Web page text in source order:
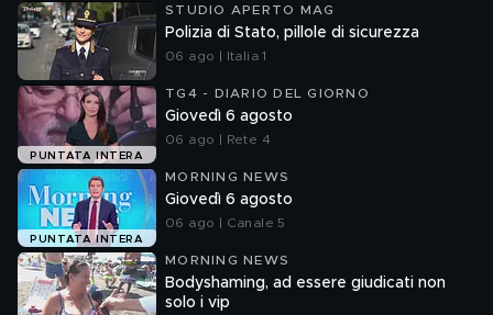
STUDIO APERTO MAG
Polizia di Stato, pillole di sicurezza
06 ago | Italia 1
PUNTATA INTERA
TG4 - DIARIO DEL GIORNO
Giovedì 6 agosto
06 ago | Rete 4
PUNTATA INTERA
MORNING NEWS
Giovedì 6 agosto
06 ago | Canale 5
MORNING NEWS
Bodyshaming, ad essere giudicati non
solo i vip